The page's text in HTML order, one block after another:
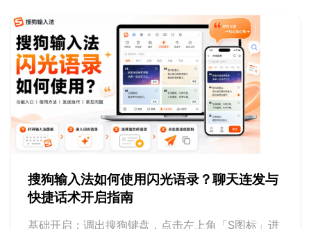
搜狗输入法如何使用闪光语录？聊天连发与
快捷话术开启指南
基础开启：调出搜狗键盘，点击左上角「S图标」进